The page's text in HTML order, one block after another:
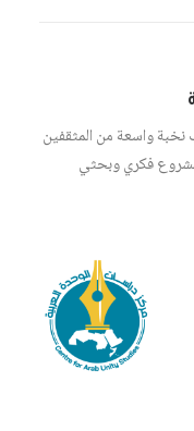
واسعة من المثقفين
فكري وبحثي